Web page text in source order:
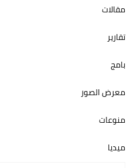
مقالات
تقارير
بامج
معرض الصور
منوعات
ميديا